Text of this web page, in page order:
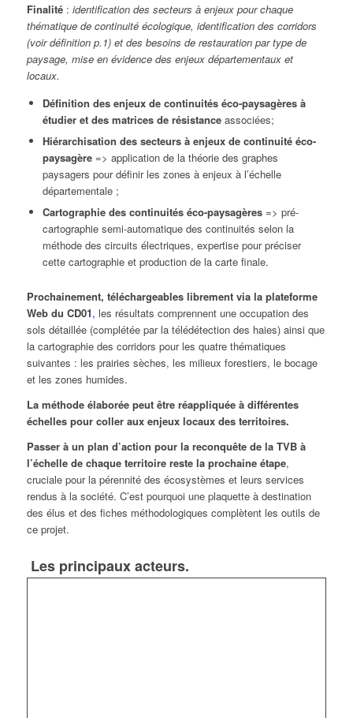
Finalité: identification des secteurs à enjeux pour chaque
thématique de continuité écologique, identification des corridors
(voir définition p.1) et des besoins de restauration par type de
paysage, mise en évidence des enjeux départementaux et
locaux.
Définition des enjeux de continuités éco-paysagères à
étudier et des matrices de résistanceassociées;
Hiérarchisation des secteurs à enjeux de continuité éco-
paysagère=> application de la théorie des graphes
paysagers pour définir les zones à enjeux à l’échelle
départementale ;
Cartographie des continuités éco-paysagères=> pré-
cartographie semi-automatique des continuités selon la
méthode des circuits électriques, expertise pour préciser
cette cartographie et production de la carte finale.
Prochainement, téléchargeables librement via la plateforme
Web du CD01, les résultats comprennent une occupation des
sols détaillée (complétée par la télédétection des haies) ainsi que
la cartographie des corridors pour les quatre thématiques
suivantes : les prairies sèches, les milieux forestiers, le bocage
et les zones humides.
La méthode élaborée peut être réappliquée à différentes
échelles pour coller aux enjeux locaux des territoires.
Passer à un plan d’action pour la reconquête de la TVB à
l’échelle de chaque territoire reste la prochaine étape,
cruciale pour la pérennité des écosystèmes et leurs services
rendus à la société. C’est pourquoi une plaquette à destination
des élus et des fiches méthodologiques complètent les outils de
ce projet.
Les principaux acteurs.